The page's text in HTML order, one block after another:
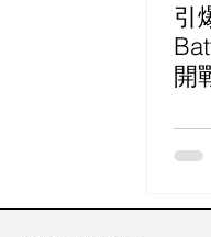
引
開